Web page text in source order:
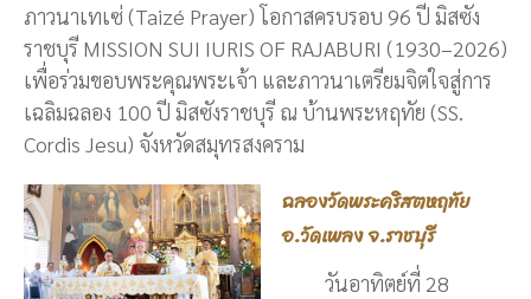
ภาวนาเทเซ่ (Taizé Prayer) โอกาสครบรอบ 96 ปี มิสซัง
ราชบุรี MISSION SUI IURIS OF RAJABURI (1930–2026)
เพื่อร่วมขอบพระคุณพระเจ้า และภาวนาเตรียมจิตใจสู่การ
เฉลิมฉลอง 100 ปี มิสซังราชบุรี ณ บ้านพระหฤทัย (SS.
Cordis Jesu) จังหวัดสมุทรสงคราม
ฉลองวัดพระคริสตหฤทัย
อ.วัดเพลง จ.ราชบุรี
วันอาทิตย์ที่ 28